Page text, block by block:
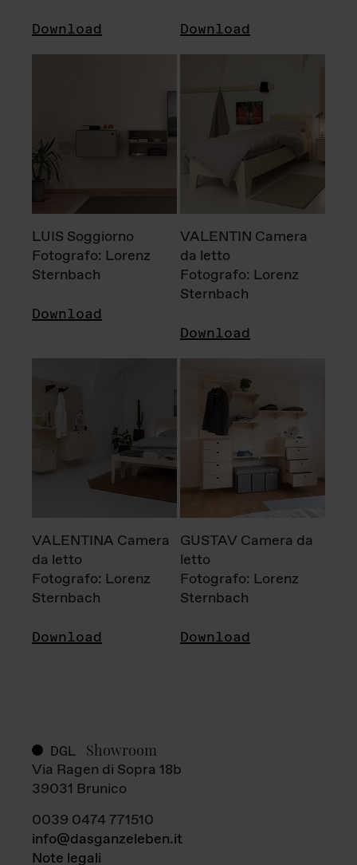
Download Download
LUIS Soggiorno
Fotografo: Lorenz
Sternbach
Download
VALENTIN Camera
da letto
Fotografo: Lorenz
Sternbach
Download
VALENTINA Camera
da letto
Fotografo: Lorenz
Sternbach
Download
GUSTAV Camera da
letto
Fotografo: Lorenz
Sternbach
Download
DGL Showroom
Via Ragen di Sopra 18b
39031 Brunico
0039 0474 771510
info@dasganzeleben.it
Note legali